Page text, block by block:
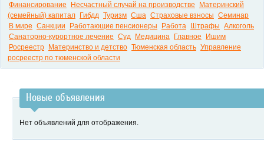
Финансирование
Несчастный случай на производстве
Материнский
(семейный) капитал
Гибдд Туризм Сша Страховые взносы Семинар
В мире Санкции Работающие пенсионеры Работа Штрафы Алкоголь
Санаторно-курортное лечение Суд Медицина Главное
Ишим
Росреестр
Материнство и детство Тюменская область Управление
росреестр по тюменской области
Новые объявления
Нет объявлений для отображения.